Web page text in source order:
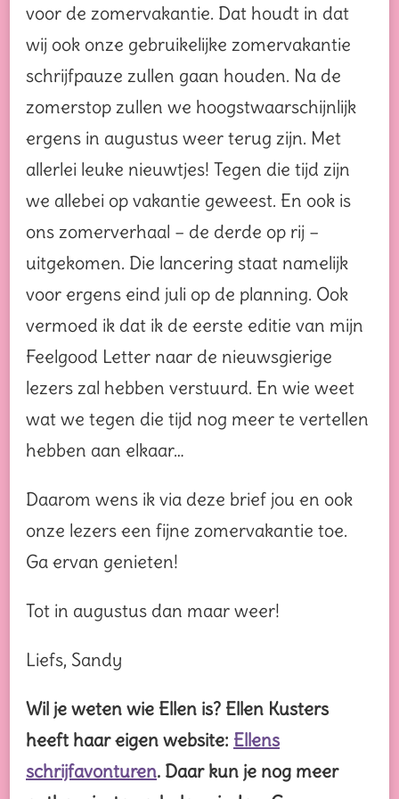
voor de zomervakantie. Dat houdt in dat
wij ook onze gebruikelijke zomervakantie
schrijfpauze zullen gaan houden. Na de
zomerstop zullen we hoogstwaarschijnlijk
ergens in augustus weer terug zijn. Met
allerlei leuke nieuwtjes! Tegen die tijd zijn
we allebei op vakantie geweest. En ook is
ons zomerverhaal – de derde op rij –
uitgekomen. Die lancering staat namelijk
voor ergens eind juli op de planning. Ook
vermoed ik dat ik de eerste editie van mijn
Feelgood Letter naar de nieuwsgierige
lezers zal hebben verstuurd. En wie weet
wat we tegen die tijd nog meer te vertellen
hebben aan elkaar…
Daarom wens ik via deze brief jou en ook
onze lezers een fijne zomervakantie toe.
Ga ervan genieten!
Tot in augustus dan maar weer!
Liefs, Sandy
Wil je weten wie Ellen is? Ellen Kusters
heeft haar eigen website: Ellens
schrijfavonturen. Daar kun je nog meer